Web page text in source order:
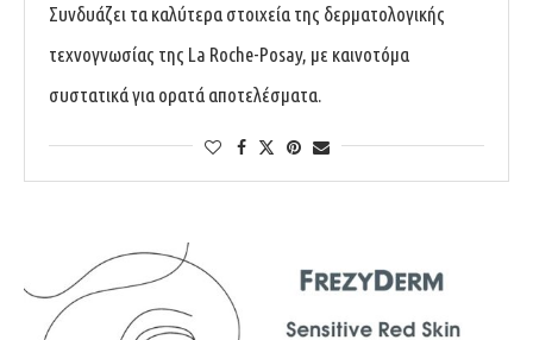
Συνδυάζει τα καλύτερα στοιχεία της δερματολογικής
τεχνογνωσίας της La Roche-Posay, με καινοτόμα
συστατικά για ορατά αποτελέσματα.